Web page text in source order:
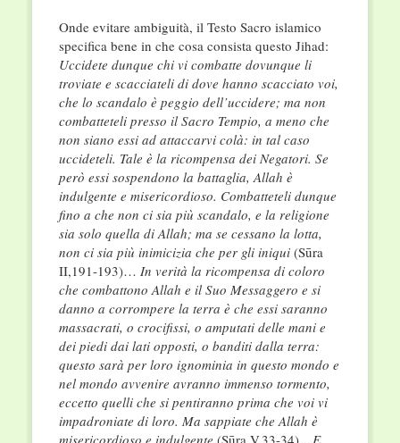
Onde evitare ambiguità, il Testo Sacro islamico
specifica bene in che cosa consista questo Jihad:
Uccidete dunque chi vi combatte dovunque li
troviate e scacciateli di dove hanno scacciato voi,
che lo scandalo è peggio dell’uccidere; ma non
combatteteli presso il Sacro Tempio, a meno che
non siano essi ad attaccarvi colà: in tal caso
uccideteli. Tale è la ricompensa dei Negatori. Se
però essi sospendono la battaglia, Allah è
indulgente e misericordioso. Combatteteli dunque
fino a che non ci sia più scandalo, e la religione
sia solo quella di Allah; ma se cessano la lotta,
non ci sia più inimicizia che per gli iniqui(Sūra
II,191-193)… In verità la ricompensa di coloro
che combattono Allah e il Suo Messaggero e si
danno a corrompere la terra è che essi saranno
massacrati, o crocifissi, o amputati delle mani e
dei piedi dai lati opposti, o banditi dalla terra:
questo sarà per loro ignominia in questo mondo e
nel mondo avvenire avranno immenso tormento,
eccetto quelli che si pentiranno prima che voi vi
impadroniate di loro. Ma sappiate che Allah è